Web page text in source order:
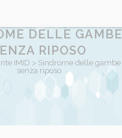
DELLE GAMBE
RIPOSO
IMID > Sindrome delle gambe
senza riposo